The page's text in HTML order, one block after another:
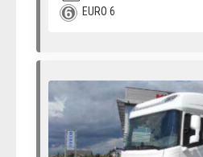
EURO 6